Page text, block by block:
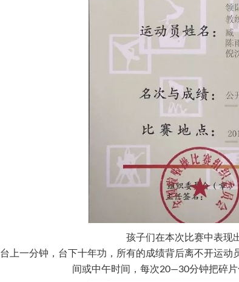
孩子们在本次比赛中表现
台上一分钟，台下十年功，所有的成绩背后离不开运
间或中午时间，每次20—30分钟把碎